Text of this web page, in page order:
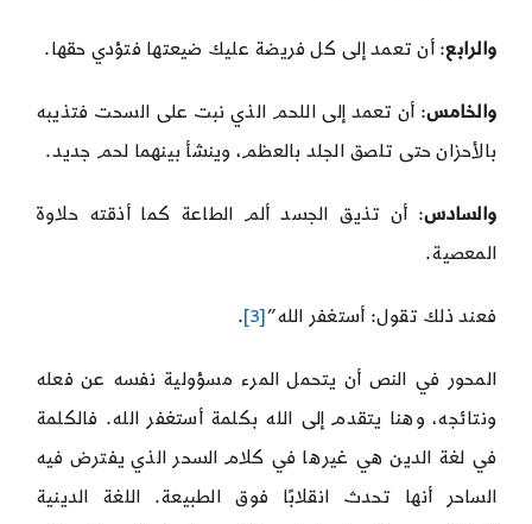
والرابع: أن تعمد إلى كل فريضة عليك ضيعتها فتؤدي حقها.
والخامس: أن تعمد إلى اللحم الذي نبت على السحت فتذيبه
بالأحزان حتى تلصق الجلد بالعظم، وينشأ بينهما لحم جديد.
والسادس: أن تذيق الجسد ألم الطاعة كما أذقته حلاوة
المعصية.
فعند ذلك تقول: أستغفر الله” [3]
.
المحور في النص أن يتحمل المرء مسؤولية نفسه عن فعله
ونتائجه، وهنا يتقدم إلى الله بكلمة أستغفر الله. فالكلمة
في لغة الدين هي غيرها في كلام السحر الذي يفترض فيه
الساحر أنها تحدث انقلابًا فوق الطبيعة. اللغة الدينية